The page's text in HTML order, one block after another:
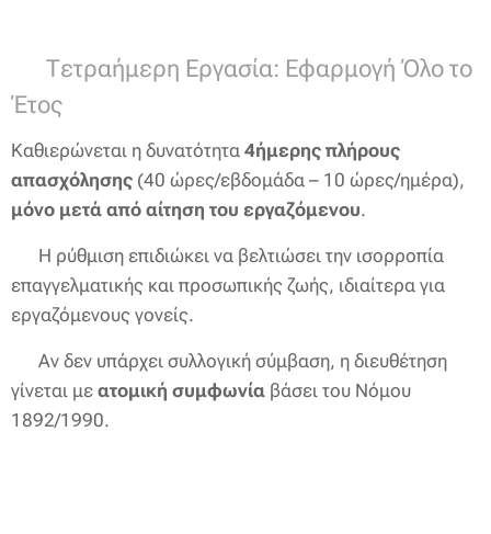
🔹 Τετραήμερη Εργασία: Εφαρμογή Όλο το
Έτος
Καθιερώνεται η δυνατότητα 4ήμερης πλήρους
απασχόλησης (40 ώρες/εβδομάδα – 10 ώρες/ημέρα),
μόνο μετά από αίτηση του εργαζόμενου.
➡️ Η ρύθμιση επιδιώκει να βελτιώσει την ισορροπία
επαγγελματικής και προσωπικής ζωής, ιδιαίτερα για
εργαζόμενους γονείς.
➡️ Αν δεν υπάρχει συλλογική σύμβαση, η διευθέτηση
γίνεται με ατομική συμφωνία βάσει του Νόμου
1892/1990.